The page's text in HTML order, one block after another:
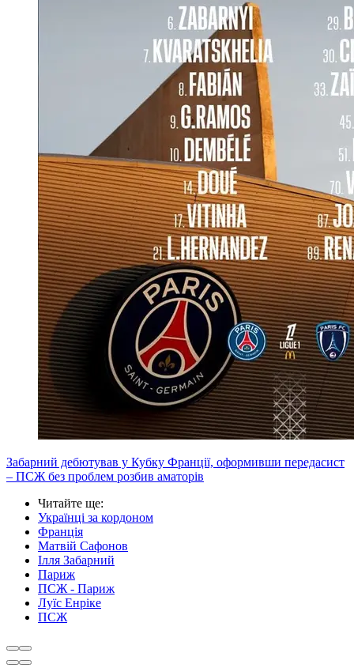
Забарний дебютував у Кубку Франції, оформивши передасист
– ПСЖ без проблем розбив аматорів
Читайте ще:
Українці за кордоном
Франція
Матвій Сафонов
Ілля Забарний
Париж
ПСЖ - Париж
Луїс Енріке
ПСЖ